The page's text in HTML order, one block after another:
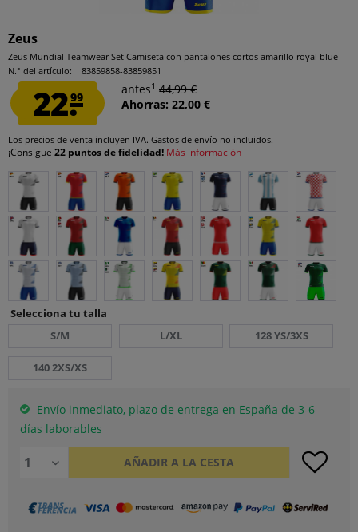
Zeus
Zeus Mundial Teamwear Set Camiseta con pantalones cortos amarillo royal blue
N.° del artículo:
83859858-83859851
22.99
antes1 44,99 €
Ahorras: 22,00 €
Los precios de venta incluyen IVA. Gastos de envío no incluidos.
¡Consigue 22 puntos de fidelidad! Más información
Selecciona tu talla
S/M
L/XL 128 YS/3XS
140 2XS/XS
Envío inmediato, plazo de entrega en España de 3-6
días laborables
AÑADIR A LA CESTA